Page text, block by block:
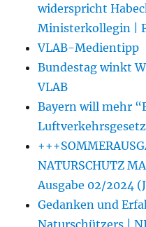
widerspricht
Ministerkollegin |
VLAB-Medientipp
Bundestag winkt
VLAB
Bayern will mehr
NATURSCHUTZ
Ausgabe 02/2024
Gedanken und
Naturschützers | NI